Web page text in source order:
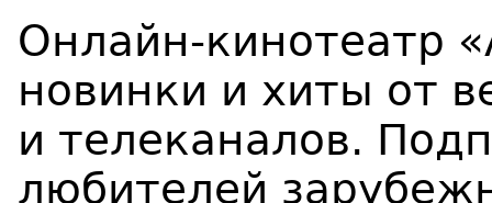
Онлайн-кинотеатр
новинки и хиты от
и телеканалов.
любителей